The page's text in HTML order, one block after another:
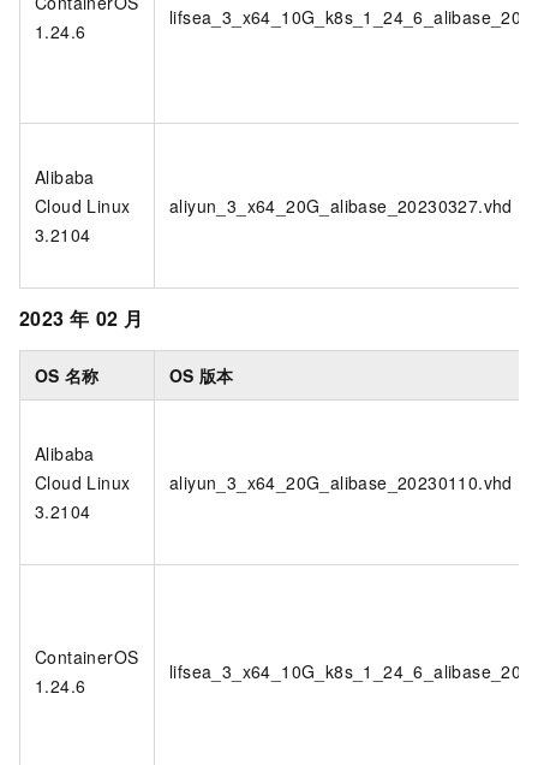
1.24.6
Alibaba
Cloud Linux
3.2104
aliyun_3_x64_20G_alibase_20230327.vhd
2023 年 02 月
OS 名称 OS 版本
Alibaba
Cloud Linux
3.2104
aliyun_3_x64_20G_alibase_20230110.vhd
ContainerOS
1.24.6